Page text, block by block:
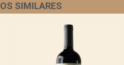
SIMILARES